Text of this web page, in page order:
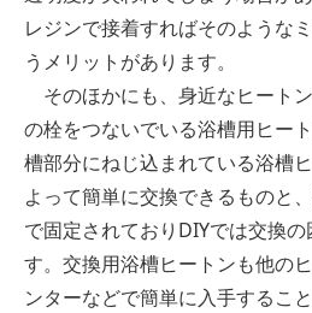
レジンで接着すればそのような
うメリットがあります。
そのほかにも、身近なヒート
の栓をつないでいる浴槽用ヒー
槽部分にねじ込まれている浴槽
よって簡単に交換できるものと
で固定されておりDIYでは交換
す。交換用浴槽ヒートンも他の
ンターなどで簡単に入手すること